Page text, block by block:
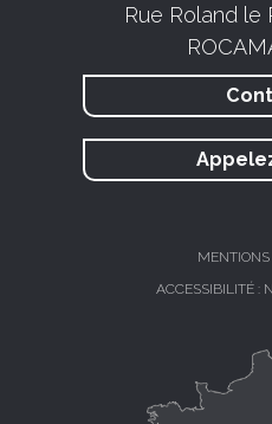
Rue Roland le
ACCESSIBILITÉ :